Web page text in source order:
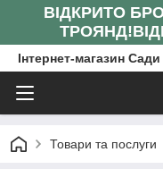
ВІДКРИТО
ТРОЯНД!
Інтернет-магазин
Товари та послуги